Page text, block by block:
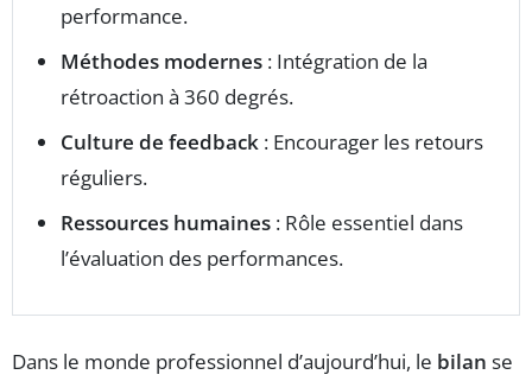
performance.
Méthodes modernes : Intégration de la
rétroaction à 360 degrés.
Culture de feedback : Encourager les retours
réguliers.
Ressources humaines : Rôle essentiel dans
l’évaluation des performances.
Dans le monde professionnel d’aujourd’hui, le bilan se